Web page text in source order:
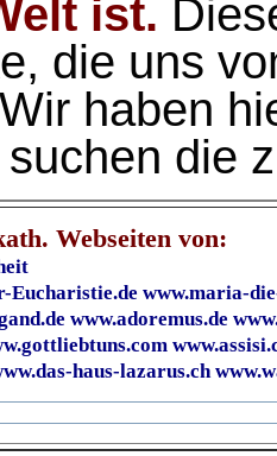
ist.
die uns
haben
die
Webseiten von:
Eucharistie.de www.maria-
www.adoremus.de
haus-lazarus.ch